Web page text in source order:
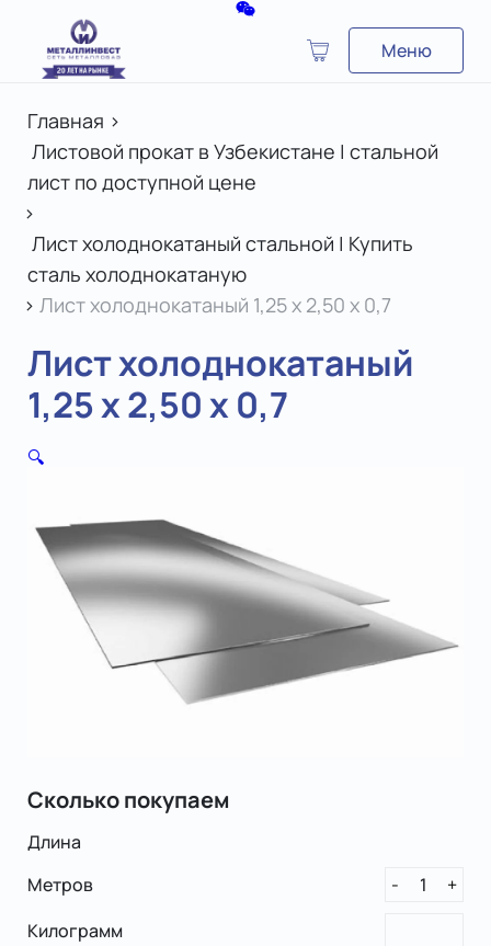
Меню
Главная >
Листовой прокат в Узбекистане | стальной
лист по доступной цене
>
Лист холоднокатаный стальной | Купить
сталь холоднокатаную
> Лист холоднокатаный 1,25 х 2,50 х 0,7
Лист холоднокатаный
1,25 х 2,50 х 0,7
🔍
Сколько покупаем
Длина
Метров
- 1
+
Килограмм